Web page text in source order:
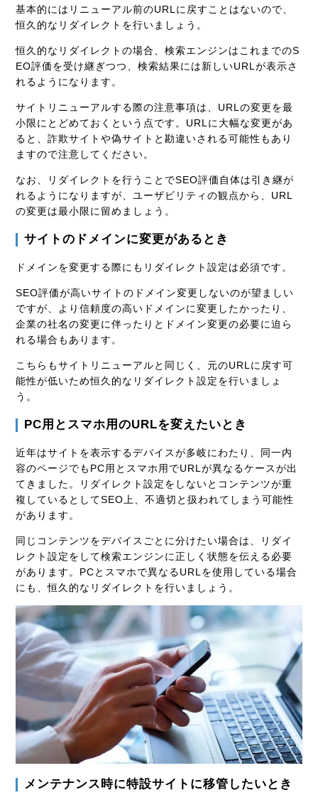
基本的にはリニューアル前のURLに戻すことはないので、
恒久的なリダイレクトを行いましょう。
恒久的なリダイレクトの場合、検索エンジンはこれまでのS
EO評価を受け継ぎつつ、検索結果には新しいURLが表示さ
れるようになります。
サイトリニューアルする際の注意事項は、URLの変更を最
小限にとどめておくという点です。URLに大幅な変更があ
ると、詐欺サイトや偽サイトと勘違いされる可能性もあり
ますので注意してください。
なお、リダイレクトを行うことでSEO評価自体は引き継が
れるようになりますが、ユーザビリティの観点から、URL
の変更は最小限に留めましょう。
サイトのドメインに変更があるとき
ドメインを変更する際にもリダイレクト設定は必須です。
SEO評価が高いサイトのドメイン変更しないのが望ましい
ですが、より信頼度の高いドメインに変更したかったり、
企業の社名の変更に伴ったりとドメイン変更の必要に迫ら
れる場合もあります。
こちらもサイトリニューアルと同じく、元のURLに戻す可
能性が低いため恒久的なリダイレクト設定を行いましょ
う。
PC用とスマホ用のURLを変えたいとき
近年はサイトを表示するデバイスが多岐にわたり、同一内
容のページでもPC用とスマホ用でURLが異なるケースが出
てきました。リダイレクト設定をしないとコンテンツが重
複しているとしてSEO上、不適切と扱われてしまう可能性
があります。
同じコンテンツをデバイスごとに分けたい場合は、リダイ
レクト設定をして検索エンジンに正しく状態を伝える必要
があります。PCとスマホで異なるURLを使用している場合
にも、恒久的なリダイレクトを行いましょう。
メンテナンス時に特設サイトに移管したいとき